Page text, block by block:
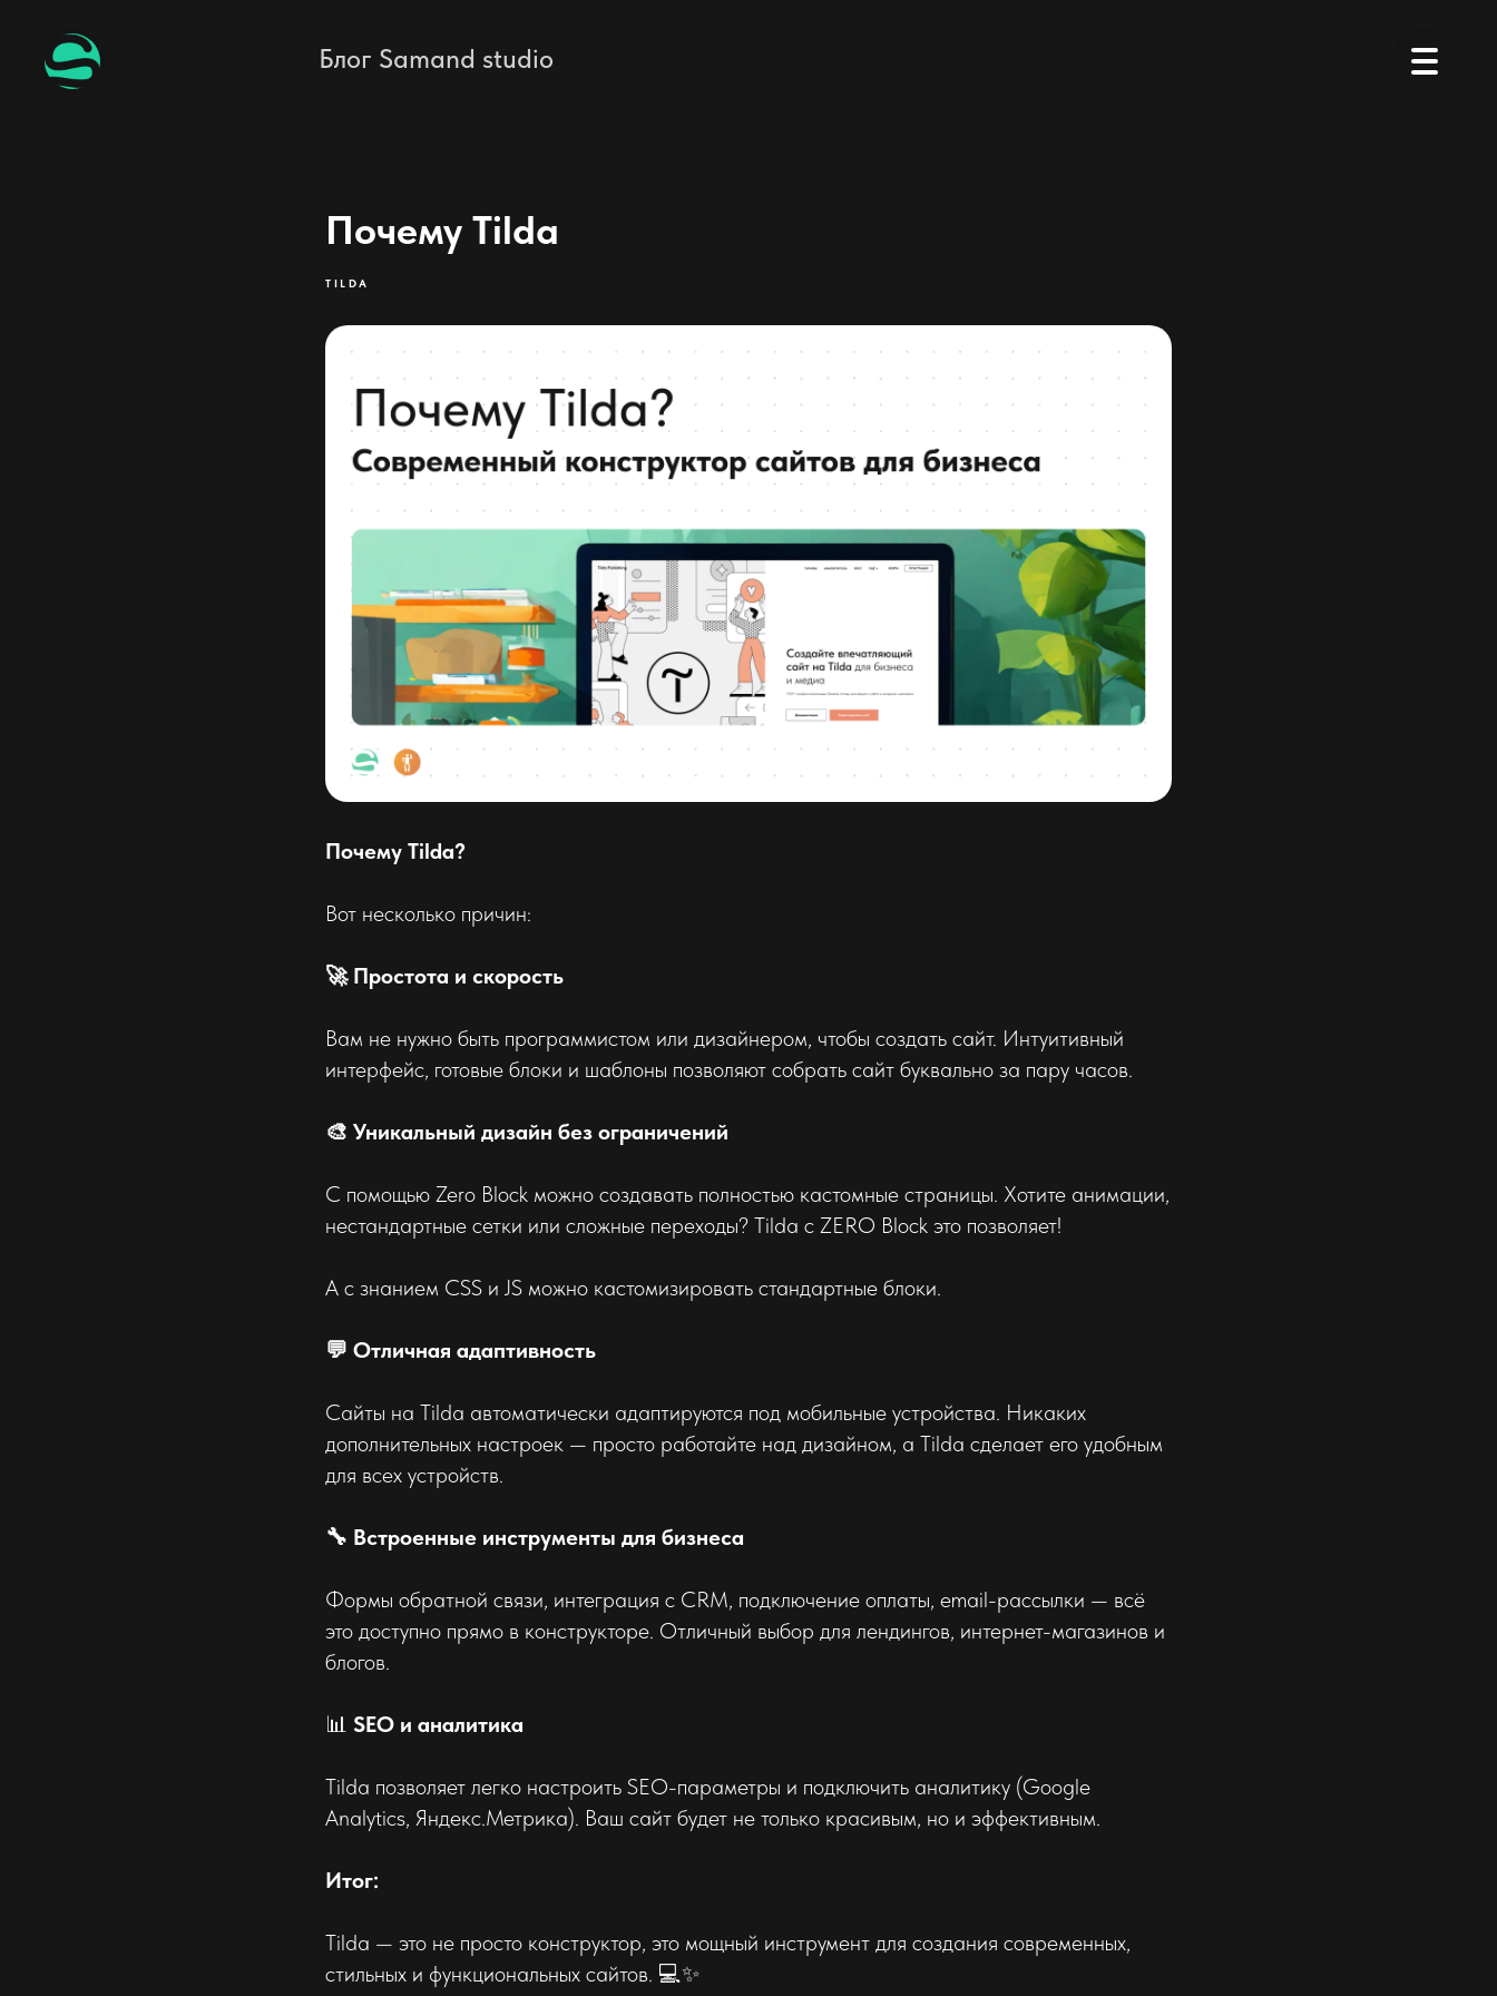
Блог Samand studio
Почему Tilda
TILDA
Почему Tilda?
Вот несколько причин:
🚀 Простота и скорость
Вам не нужно быть программистом или дизайнером, чтобы создать сайт. Интуитивный
интерфейс, готовые блоки и шаблоны позволяют собрать сайт буквально за пару часов.
🎨 Уникальный дизайн без ограничений
С помощью Zero Block можно создавать полностью кастомные страницы. Хотите анимации,
нестандартные сетки или сложные переходы? Tilda с ZERO Block это позволяет!
А с знанием CSS и JS можно кастомизировать стандартные блоки.
💬 Отличная адаптивность
Сайты на Tilda автоматически адаптируются под мобильные устройства. Никаких
дополнительных настроек — просто работайте над дизайном, а Tilda сделает его удобным
для всех устройств.
🔧 Встроенные инструменты для бизнеса
Формы обратной связи, интеграция с CRM, подключение оплаты, email-рассылки — всё
это доступно прямо в конструкторе. Отличный выбор для лендингов, интернет-магазинов и
блогов.
📊 SEO и аналитика
Tilda позволяет легко настроить SEO-параметры и подключить аналитику (Google
Analytics, Яндекс.Метрика). Ваш сайт будет не только красивым, но и эффективным.
Итог:
Tilda — это не просто конструктор, это мощный инструмент для создания современных,
стильных и функциональных сайтов. 💻✨